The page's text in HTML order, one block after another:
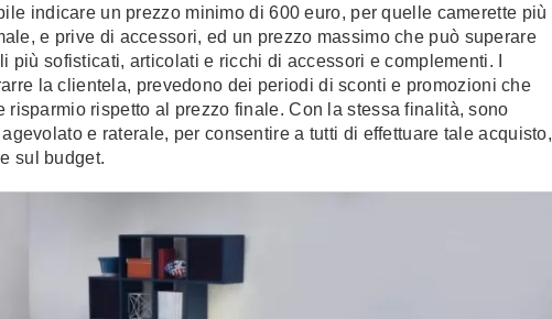
indicare un prezzo minimo di 600 euro, per quelle camerette più
e prive di accessori, ed un prezzo massimo che può superare
più sofisticati, articolati e ricchi di accessori e complementi. I
la clientela, prevedono dei periodi di sconti e promozioni che
risparmio rispetto al prezzo finale. Con la stessa finalità, sono
e raterale, per consentire a tutti di effettuare tale acquisto,
sul budget.